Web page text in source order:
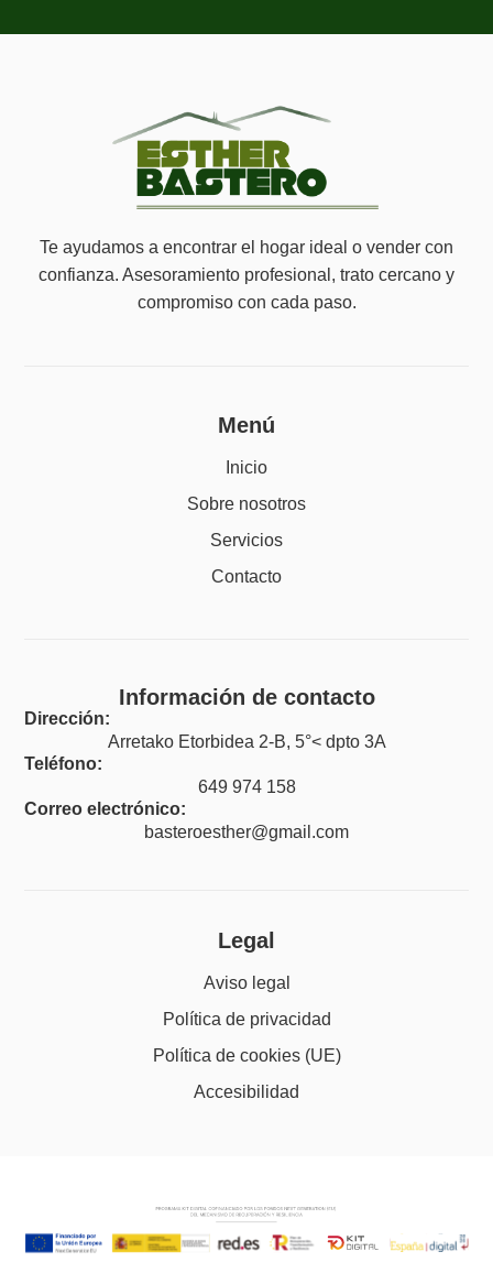
Te ayudamos a encontrar el hogar ideal o vender con
confianza. Asesoramiento profesional, trato cercano y
compromiso con cada paso.
Menú
Inicio
Sobre nosotros
Servicios
Contacto
Información de contacto
Dirección:
Arretako Etorbidea 2-B, 5°< dpto 3A
Teléfono:
649 974 158
Correo electrónico:
basteroesther@gmail.com
Legal
Aviso legal
Política de privacidad
Política de cookies (UE)
Accesibilidad